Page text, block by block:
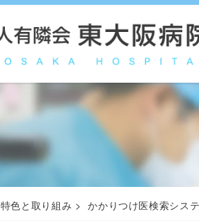
特色と取り組み かかりつけ医検索シス